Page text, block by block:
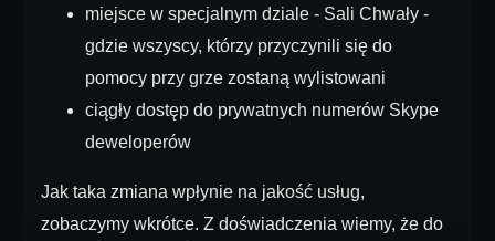
miejsce w specjalnym dziale - Sali Chwały -
gdzie wszyscy, którzy przyczynili się do
pomocy przy grze zostaną wylistowani
ciągły dostęp do prywatnych numerów Skype
deweloperów
Jak taka zmiana wpłynie na jakość usług,
zobaczymy wkrótce. Z doświadczenia wiemy, że do